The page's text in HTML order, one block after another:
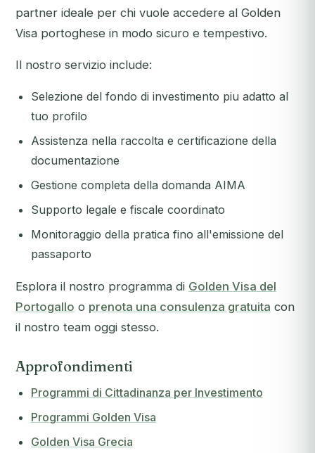
partner ideale per chi vuole accedere al Golden
Visa portoghese in modo sicuro e tempestivo.
Il nostro servizio include:
Selezione del fondo di investimento piu adatto al
tuo profilo
Assistenza nella raccolta e certificazione della
documentazione
Gestione completa della domanda AIMA
Supporto legale e fiscale coordinato
Monitoraggio della pratica fino all'emissione del
passaporto
Esplora il nostro programma di Golden Visa del
Portogallo o prenota una consulenza gratuita con
il nostro team oggi stesso.
Approfondimenti
Programmi di Cittadinanza per Investimento
Programmi Golden Visa
Golden Visa Grecia